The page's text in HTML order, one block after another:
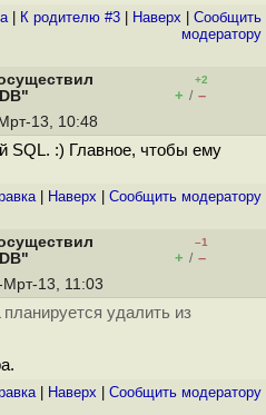
| К родителю #3 Наверх
Cообщить
модератору
+2
+ / –
13, 10:48
SQL. :) Главное, чтобы ему
| Наверх Cообщить модератору
–1
+ / –
Мрт-13, 11:03
удалить из
| Наверх Cообщить модератору